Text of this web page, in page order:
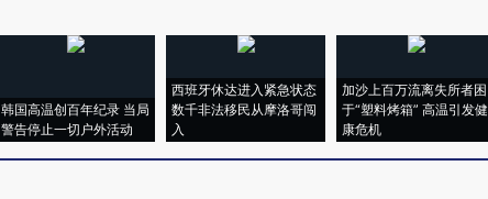
韩国高温创百年纪录 当局
警告停止一切户外活动
西班牙休达进入紧急状态
数千非法移民从摩洛哥闯
入
加沙上百万流离失所者困
于“塑料烤箱” 高温引发健
康危机